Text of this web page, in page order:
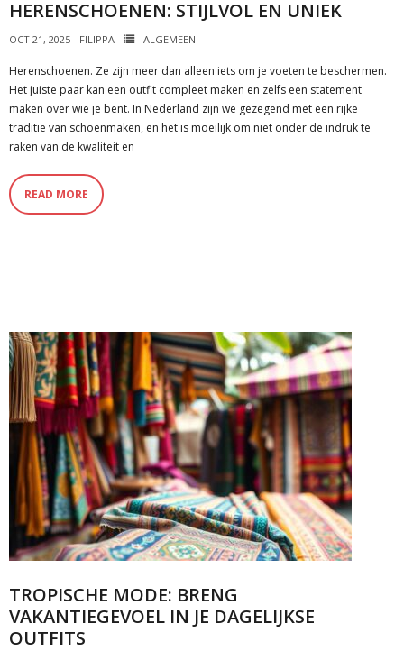
HERENSCHOENEN: STIJLVOL EN UNIEK
OCT 21, 2025 FILIPPA ALGEMEEN
Herenschoenen. Ze zijn meer dan alleen iets om je voeten te beschermen.
Het juiste paar kan een outfit compleet maken en zelfs een statement
maken over wie je bent. In Nederland zijn we gezegend met een rijke
traditie van schoenmaken, en het is moeilijk om niet onder de indruk te
raken van de kwaliteit en
READ MORE
TROPISCHE MODE: BRENG
VAKANTIEGEVOEL IN JE DAGELIJKSE
OUTFITS